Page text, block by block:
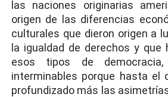
las naciones originarias
origen de las diferencias
culturales que dieron origen a
la igualdad de derechos y que
esos tipos de
interminables porque hasta el
profundizado más las